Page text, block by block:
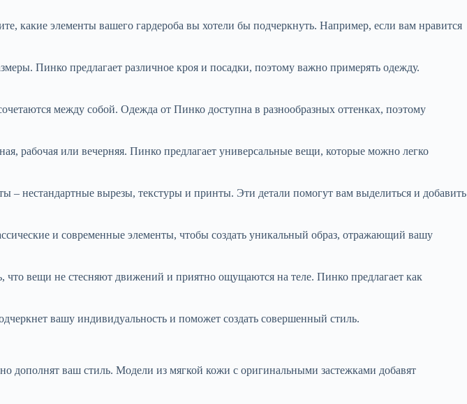
какие элементы вашего гардероба вы хотели бы подчеркнуть. Например, если вам нравится
Пинко предлагает различное кроя и посадки, поэтому важно примерять одежду.
между собой. Одежда от Пинко доступна в разнообразных оттенках, поэтому
рабочая или вечерняя. Пинко предлагает универсальные вещи, которые можно легко
– нестандартные вырезы, текстуры и принты. Эти детали помогут вам выделиться и добавить
и современные элементы, чтобы создать уникальный образ, отражающий вашу
вещи не стесняют движений и приятно ощущаются на теле. Пинко предлагает как
вашу индивидуальность и поможет создать совершенный стиль.
дополнят ваш стиль. Модели из мягкой кожи с оригинальными застежками добавят